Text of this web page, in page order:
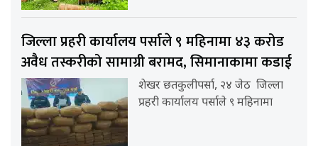
जिल्ला प्रहरी कार्यालय पर्साले ९ महिनामा ४३ करोड
अवैध तस्करीको सामाग्री बरामद, सिमानाकामा कडाई
शेखर छतकुलीपर्सा, २४ जेठ जिल्ला
प्रहरी कार्यालय पर्साले ९ महिनामा